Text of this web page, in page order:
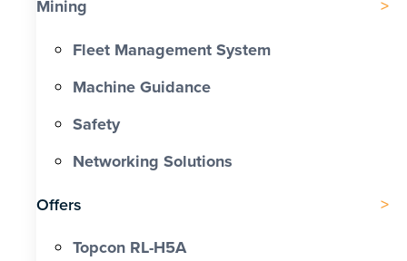
Mining
Fleet Management System
Machine Guidance
Safety
Networking Solutions
Offers
Topcon RL-H5A